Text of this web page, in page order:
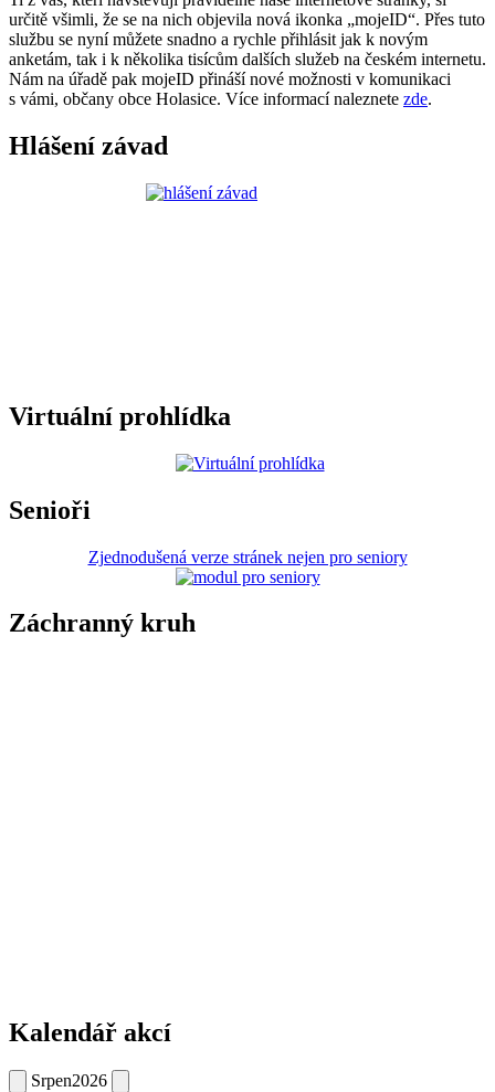
určitě všimli, že se na nich objevila nová ikonka „mojeID“. Přes tuto
službu se nyní můžete snadno a rychle přihlásit jak k novým
anketám, tak i k několika tisícům dalších služeb na českém internetu.
Nám na úřadě pak mojeID přináší nové možnosti v komunikaci
s vámi, občany obce Holasice. Více informací naleznete zde.
Hlášení závad
Virtuální prohlídka
Senioři
Zjednodušená verze stránek nejen pro seniory
Záchranný kruh
Kalendář akcí
Srpen2026